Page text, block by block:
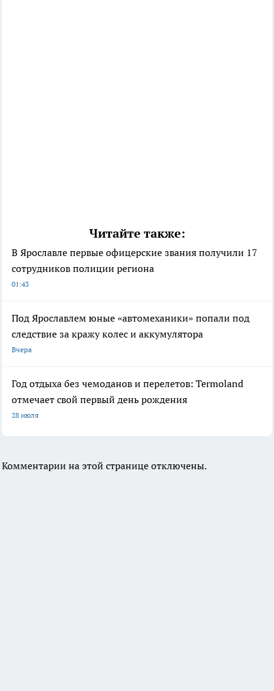
Читайте также:
В Ярославле первые офицерские звания получили 17
сотрудников полиции региона
01:43
Под Ярославлем юные «автомеханики» попали под
следствие за кражу колес и аккумулятора
Вчера
Год отдыха без чемоданов и перелетов: Termoland
отмечает свой первый день рождения
28 июля
Комментарии на этой странице отключены.